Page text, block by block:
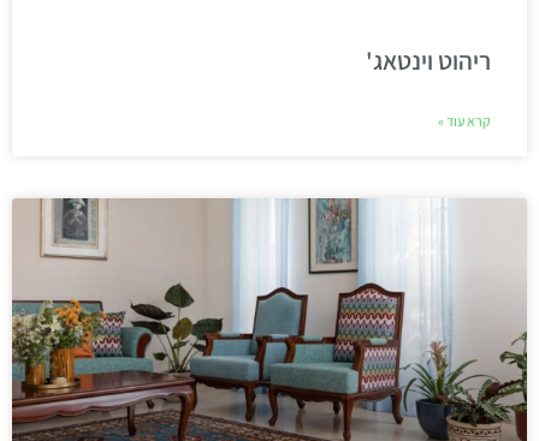
ריהוט וינטאג'
קרא עוד »